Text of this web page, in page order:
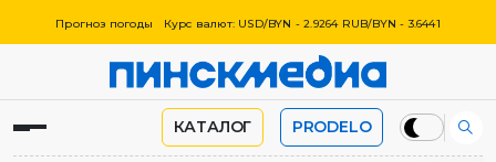
Прогноз погоды Курс валют: USD/BYN - 2.9264 RUB/BYN - 3.6441
КАТАЛОГ PRODELO